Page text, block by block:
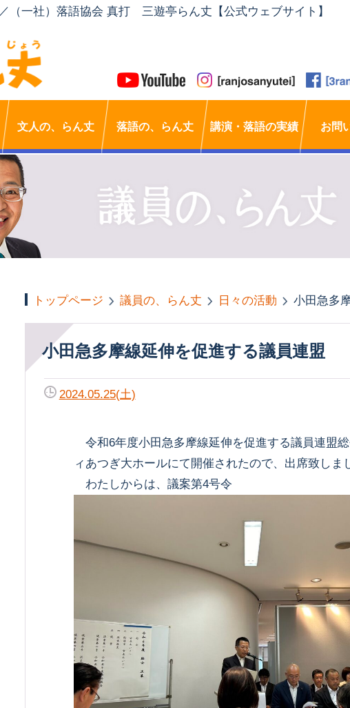
（一社）落語協会 真打 三遊亭らん丈【公式ウェブサイト】
文人の、らん丈 落語の、らん丈 講演・落語の実績 お問
トップページ 議員の、らん丈 日々の活動
小田急多摩線延伸を促進する議員連盟
2024.05.25(土)
令和6年度小田急多摩線延伸を促進する議員連盟
ィあつぎ大ホールにて開催されたので、出席致しま
わたしからは、議案第4号令